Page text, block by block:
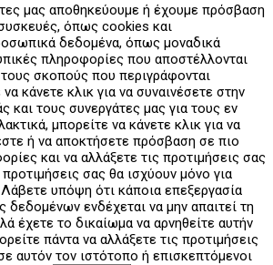
μας αποθηκεύουμε ή έχουμε πρόσβαση
όπως cookies και
δεδομένα, όπως μοναδικά
πληροφορίες που αποστέλλονται
σκοπούς που περιγράφονται
κάνετε κλικ για να συναινέσετε στην
και τους συνεργάτες μας για τους εν
μπορείτε να κάνετε κλικ για να
ή να αποκτήσετε πρόσβαση σε πιο
και να αλλάξετε τις προτιμήσεις σας
σας θα ισχύουν μόνο για
υπόψη ότι κάποια επεξεργασία
ενδέχεται να μην απαιτεί τη
έχετε το δικαίωμα να αρνηθείτε αυτήν
πάντα να αλλάξετε τις προτιμήσεις
αυτόν τον ιστότοπο ή επισκεπτόμενοι